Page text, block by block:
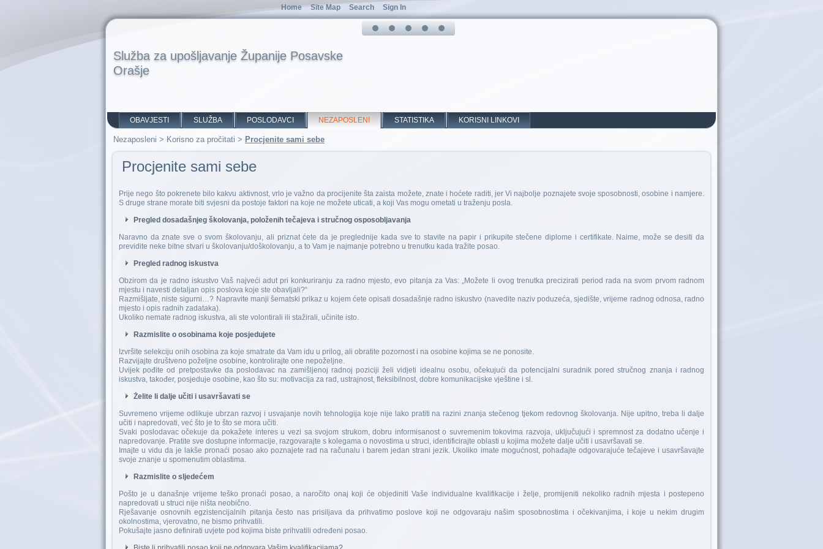
Služba za upošljavanje Županije Posavske
Orašje
OBAVJESTI SLUŽBA POSLODAVCI NEZAPOSLENI STATISTIKA KORISNI LINKOVI
Nezaposleni > Korisno za pročitati > Procjenite sami sebe
Procjenite sami sebe
Prije nego što pokrenete bilo kakvu aktivnost, vrlo je važno da procijenite šta zaista možete, znate i hoćete raditi, jer Vi najbolje poznajete svoje sposobnosti, osobine i namjere.
S druge strane morate biti svjesni da postoje faktori na koje ne možete uticati, a koji Vas mogu ometati u traženju posla.
Pregled dosadašnjeg školovanja, položenih tečajeva i stručnog osposobljavanja
Naravno da znate sve o svom školovanju, ali priznat ćete da je preglednije kada sve to stavite na papir i prikupite stečene diplome i certifikate. Naime, može se desiti da
previdite neke bitne stvari u školovanju/doškolovanju, a to Vam je najmanje potrebno u trenutku kada tražite posao.
Pregled radnog iskustva
Obzirom da je radno iskustvo Vaš najveći adut pri konkuriranju za radno mjesto, evo pitanja za Vas: „Možete li ovog trenutka precizirati period rada na svom prvom radnom
mjestu i navesti detaljan opis poslova koje ste obavljali?“
Razmišljate, niste sigurni…? Napravite manji šematski prikaz u kojem ćete opisati dosadašnje radno iskustvo (navedite naziv poduzeća, sjedište, vrijeme radnog odnosa, radno
mjesto i opis radnih zadataka).
Ukoliko nemate radnog iskustva, ali ste volontirali ili stažirali, učinite isto.
Razmislite o osobinama koje posjedujete
Izvršite selekciju onih osobina za koje smatrate da Vam idu u prilog, ali obratite pozornost i na osobine kojima se ne ponosite.
Razvijajte društveno poželjne osobine, kontrolirajte one nepoželjne.
Uvijek pođite od pretpostavke da poslodavac na zamišljenoj radnoj poziciji želi vidjeti idealnu osobu, očekujući da potencijalni suradnik pored stručnog znanja i radnog
iskustva, također, posjeduje osobine, kao što su: motivacija za rad, ustrajnost, fleksibilnost, dobre komunikacijske vještine i sl.
Želite li dalje učiti i usavršavati se
Suvremeno vrijeme odlikuje ubrzan razvoj i usvajanje novih tehnologija koje nije lako pratiti na razini znanja stečenog tjekom redovnog školovanja. Nije upitno, treba li dalje
učiti i napredovati, već što je to što se mora učiti.
Svaki poslodavac očekuje da pokažete interes u vezi sa svojom strukom, dobru informisanost o suvremenim tokovima razvoja, uključujući i spremnost za dodatno učenje i
napredovanje. Pratite sve dostupne informacije, razgovarajte s kolegama o novostima u struci, identificirajte oblasti u kojima možete dalje učiti i usavršavati se.
Imajte u vidu da je lakše pronaći posao ako poznajete rad na računalu i barem jedan strani jezik. Ukoliko imate mogućnost, pohađajte odgovarajuće tečajeve i usavršavajte
svoje znanje u spomenutim oblastima.
Razmislite o sljedećem
Pošto je u današnje vrijeme teško pronaći posao, a naročito onaj koji će objediniti Vaše individualne kvalifikacije i želje, promijeniti nekoliko radnih mjesta i postepeno
napredovati u struci nije ništa neobično.
Rješavanje osnovnih egzistencijalnih pitanja često nas prisiljava da prihvatimo poslove koji ne odgovaraju našim sposobnostima i očekivanjima, i koje u nekim drugim
okolnostima, vjerovatno, ne bismo prihvatili.
Pokušajte jasno definirati uvjete pod kojima biste prihvatili određeni posao.
Home Site Map Search Sign In